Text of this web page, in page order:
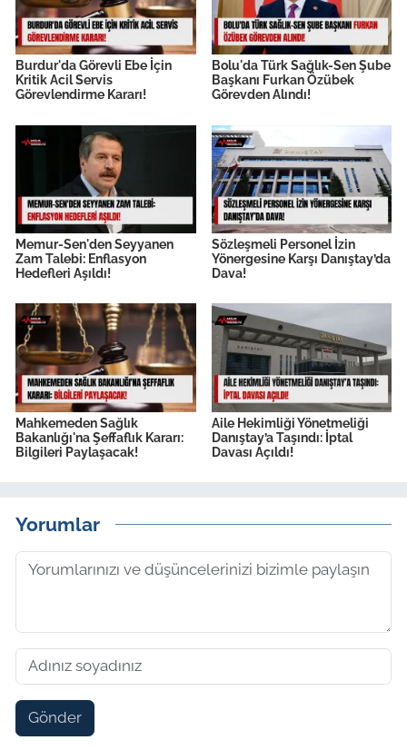
Burdur'da Görevli Ebe İçin
Kritik Acil Servis
Görevlendirme Kararı!
Bolu'da Türk Sağlık-Sen Şube
Başkanı Furkan Özübek
Görevden Alındı!
Memur-Sen'den Seyyanen
Zam Talebi: Enflasyon
Hedefleri Aşıldı!
Sözleşmeli Personel İzin
Yönergesine Karşı Danıştay’da
Dava!
Mahkemeden Sağlık
Bakanlığı'na Şeffaflık Kararı:
Bilgileri Paylaşacak!
Aile Hekimliği Yönetmeliği
Danıştay’a Taşındı: İptal
Davası Açıldı!
Yorumlar
Gönder